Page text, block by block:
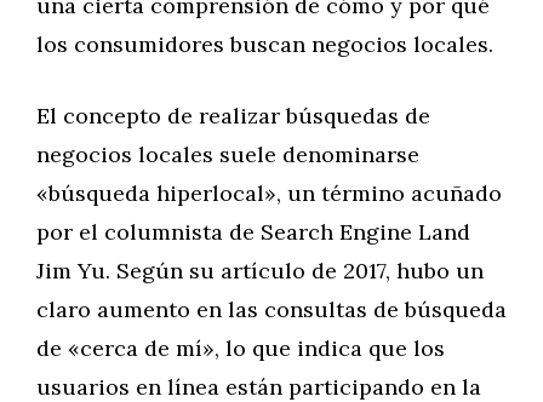
los consumidores buscan negocios locales.
El concepto de realizar búsquedas de
negocios locales suele denominarse
«búsqueda hiperlocal», un término acuñado
por el columnista de Search Engine Land
Jim Yu. Según su artículo de 2017, hubo un
claro aumento en las consultas de búsqueda
de «cerca de mí», lo que indica que los
usuarios en línea están participando en la